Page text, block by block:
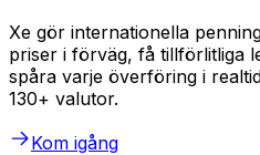
Xe gör internationella
priser i förväg, få tillförlitliga
spåra varje överföring i
130+ valutor.
Kom igång